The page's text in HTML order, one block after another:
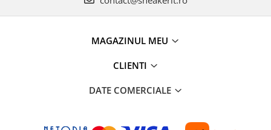
MAGAZINUL MEU
CLIENTI
DATE COMERCIALE